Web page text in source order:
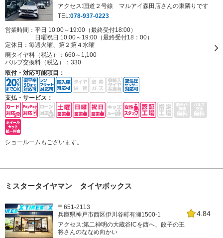
アクセス:国道２号線 マルアイ森田店さんの東隣りです
TEL:078-937-0223
営業時間：平日 10:00～19:00（最終受付18:00）
日曜祝日 10:00～19:00（最終受付18：00）
定休日： 毎週火曜、第２第４水曜
廃タイヤ料（税込）： 660～1,100
バルブ交換料（税込）： 330
取付・対応可能項目：
支払・サービス：
ショールームもございます。
ミスタータイヤマン タイヤボックス
4.84
〒651-2113
兵庫県神戸市西区伊川谷町有瀬1500-1
アクセス:第二神明の大蔵谷ICを西へ、餃子の王
将さんのななめ向かい